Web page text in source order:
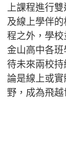
上課程進行
及線上學伴
程之外，學
金山高中各
待未來兩校
論是線上或
野，成為飛越